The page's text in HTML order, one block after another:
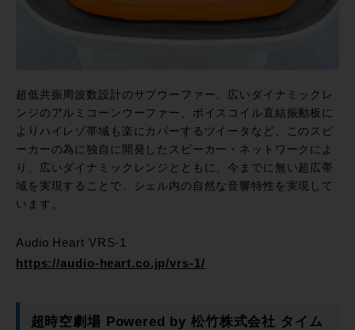
超低共振周波数設計のサブウーファー、広いダイナミックレ
ンジのアルミコーンウーファー、ボイスコイル直結振動板に
よりハイレゾ帯域も楽にカバーするツイータなど、このスピ
ーカーの為に独自に開発したスピーカー・ネットワークによ
り、広いダイナミックレンジとともに、今までに無い超広帯
域を実現することで、シェル内の自然な音響特性を実現して
います。
Audio Heart VRS-1
https://audio-heart.co.jp/vrs-1/
超時空劇場 Powered by 松竹株式会社 タイム